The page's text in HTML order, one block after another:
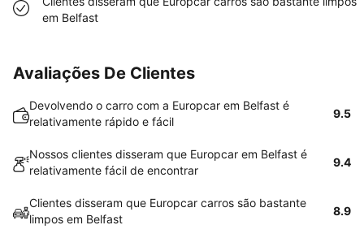
em Belfast
Avaliações De Clientes
Devolvendo o carro com a Europcar em Belfast é
relativamente rápido e fácil
9.5
Nossos clientes disseram que Europcar em Belfast é
relativamente fácil de encontrar
9.4
Clientes disseram que Europcar carros são bastante
limpos em Belfast
8.9